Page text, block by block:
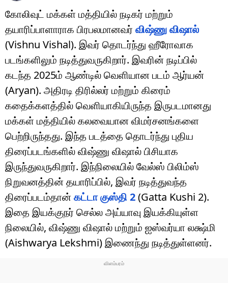
கோலிவுட் மக்கள் மத்தியில் நடிகர் மற்றும்
தயாரிப்பாளாராக பிரபலமானவர் விஷ்ணு விஷால்
(Vishnu Vishal). இவர் தொடர்ந்து ஹீரோவாக
படங்களிலும் நடித்துவருகிறார். இவரின் நடிப்பில்
கடந்த 2025ம் ஆண்டில் வெளியான படம் ஆர்யன்
(Aryan). அதிரடி திரில்லர் மற்றும் கிரைம்
கதைக்களத்தில் வெளியாகியிருந்த இருபடமானது
மக்கள் மத்தியில் கலவையான விமர்சனங்களை
பெற்றிருந்தது. இந்த படத்தை தொடர்ந்து புதிய
திரைப்படங்களில் விஷ்ணு விஷால் பிசியாக
இருந்துவருகிறார். இந்நிலையில் வேல்ஸ் பிலிம்ஸ்
நிறுவனத்தின் தயாரிப்பில், இவர் நடித்துவந்த
திரைப்படம்தான்கட்டா குஸ்தி 2(Gatta Kushi 2).
இதை இயக்குநர் செல்ல அய்யாவு இயக்கியுள்ள
நிலையில், விஷ்ணு விஷால் மற்றும் ஐஸ்வர்யா லக்ஷ்மி
(Aishwarya Lekshmi) இணைந்து நடித்துள்ளனர்.